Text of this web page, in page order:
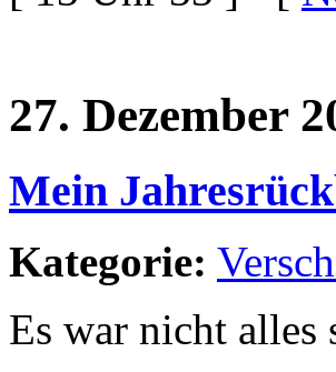
27. Dezember
Mein
Kategorie:
Es war nicht alles